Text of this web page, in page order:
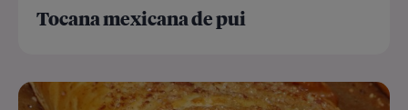
Tocana mexicana de pui